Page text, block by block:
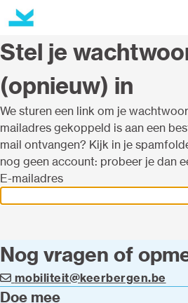
Stel je
(opnieuw) in
We sturen een link om je
mailadres gekoppeld is aan een
mail ontvangen? Kijk in je
nog geen account: probeer je dan
E-mailadres
Nog vragen of
mobiliteit@keerbergen.be
Doe mee